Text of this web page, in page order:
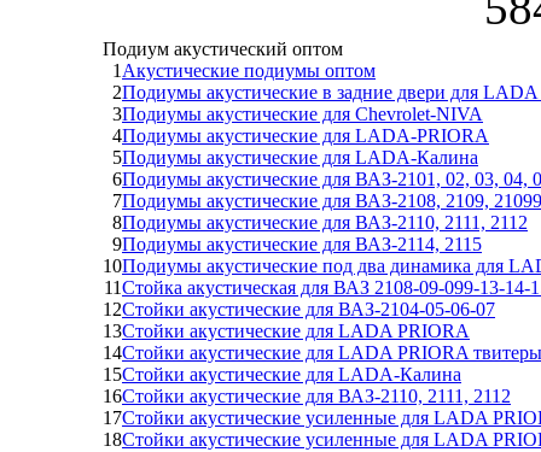
Подиум акустический оптом
1 Акустические подиумы оптом
2Подиумы акустические в задние двери для
3Подиумы акустические для Chevrolet-NIVA
4Подиумы акустические для LADA-PRIORA
5Подиумы акустические для LADA-Калина
6Подиумы акустические для ВАЗ-2101, 02, 03, 04,
7Подиумы акустические для ВАЗ-2108, 2109, 21099
8Подиумы акустические для ВАЗ-2110, 2111, 2112
9Подиумы акустические для ВАЗ-2114, 2115
10Подиумы акустические под два динамика для
11Стойка акустическая для ВАЗ 2108-09-099-13-14-
12Стойки акустические для ВАЗ-2104-05-06-07
13Стойки акустические для LADA PRIORA
14Стойки акустические для LADA PRIORA
15Стойки акустические для LADA-Калина
16Стойки акустические для ВАЗ-2110, 2111, 2112
17Стойки акустические усиленные для LADA
18Стойки акустические усиленные для LADA